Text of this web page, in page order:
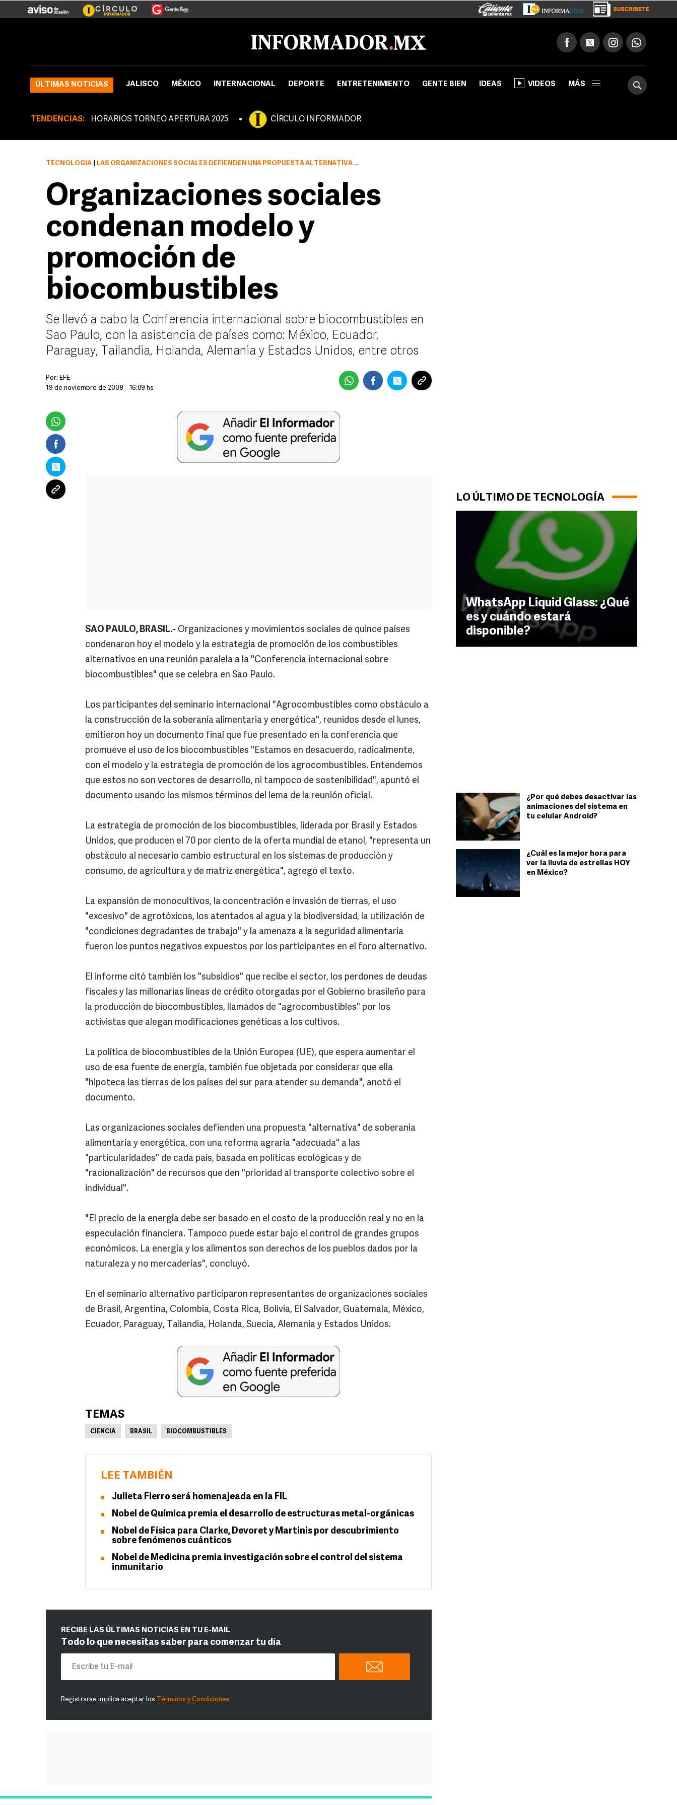
ÚLTIMAS NOTICIAS JALISCO MÉXICO INTERNACIONAL DEPORTE ENTRETENIMIENTO GENTE BIEN IDEAS VIDEOS MÁS
TENDENCIAS: HORARIOS TORNEO APERTURA 2025 CÍRCULO INFORMADOR
LO ÚLTIMO DE TECNOLOGÍA
WhatsApp Liquid Glass: ¿Qué
es y cuándo estará
disponible?
¿Por qué debes desactivar las
animaciones del sistema en
tu celular Android?
¿Cuál es la mejor hora para
ver la lluvia de estrellas HOY
en México?
TECNOLOGÍA LAS ORGANIZACIONES SOCIALES DEFIENDEN UNA PROPUESTA ALTERNATIVA DE SOBERANÍA ALIMENTARIA Y ENERGÉTICA
Organizaciones sociales
condenan modelo y
promoción de
biocombustibles
Se llevó a cabo la Conferencia internacional sobre biocombustibles en
Sao Paulo, con la asistencia de países como: México, Ecuador,
Paraguay, Tailandia, Holanda, Alemania y Estados Unidos, entre otros
Por: EFE
19 de noviembre de 2008 - 16:09 hs
SAO PAULO, BRASIL.- Organizaciones y movimientos sociales de quince países
condenaron hoy el modelo y la estrategia de promoción de los combustibles
alternativos en una reunión paralela a la "Conferencia internacional sobre
biocombustibles" que se celebra en Sao Paulo.
Los participantes del seminario internacional "Agrocombustibles como obstáculo a
la construcción de la soberanía alimentaria y energética", reunidos desde el lunes,
emitieron hoy un documento final que fue presentado en la conferencia que
promueve el uso de los biocombustibles "Estamos en desacuerdo, radicalmente,
con el modelo y la estrategia de promoción de los agrocombustibles. Entendemos
que estos no son vectores de desarrollo, ni tampoco de sostenibilidad", apuntó el
documento usando los mismos términos del lema de la reunión oficial.
La estrategia de promoción de los biocombustibles, liderada por Brasil y Estados
Unidos, que producen el 70 por ciento de la oferta mundial de etanol, "representa un
obstáculo al necesario cambio estructural en los sistemas de producción y
consumo, de agricultura y de matriz energética", agregó el texto.
La expansión de monocultivos, la concentración e invasión de tierras, el uso
"excesivo" de agrotóxicos, los atentados al agua y la biodiversidad, la utilización de
"condiciones degradantes de trabajo" y la amenaza a la seguridad alimentaria
fueron los puntos negativos expuestos por los participantes en el foro alternativo.
El informe citó también los "subsidios" que recibe el sector, los perdones de deudas
fiscales y las millonarias líneas de crédito otorgadas por el Gobierno brasileño para
la producción de biocombustibles, llamados de "agrocombustibles" por los
activistas que alegan modificaciones genéticas a los cultivos.
La política de biocombustibles de la Unión Europea (UE), que espera aumentar el
uso de esa fuente de energía, también fue objetada por considerar que ella
"hipoteca las tierras de los países del sur para atender su demanda", anotó el
documento.
Las organizaciones sociales defienden una propuesta "alternativa" de soberanía
alimentaria y energética, con una reforma agraria "adecuada" a las
"particularidades" de cada país, basada en políticas ecológicas y de
"racionalización" de recursos que den "prioridad al transporte colectivo sobre el
individual".
"El precio de la energía debe ser basado en el costo de la producción real y no en la
especulación financiera. Tampoco puede estar bajo el control de grandes grupos
económicos. La energía y los alimentos son derechos de los pueblos dados por la
naturaleza y no mercaderías", concluyó.
En el seminario alternativo participaron representantes de organizaciones sociales
de Brasil, Argentina, Colombia, Costa Rica, Bolivia, El Salvador, Guatemala, México,
Ecuador, Paraguay, Tailandia, Holanda, Suecia, Alemania y Estados Unidos.
TEMAS
CIENCIA BRASIL BIOCOMBUSTIBLES
LEE TAMBIÉN
Julieta Fierro será homenajeada en la FIL
Nobel de Química premia el desarrollo de estructuras metal-orgánicas
Nobel de Física para Clarke, Devoret y Martinis por descubrimiento
sobre fenómenos cuánticos
Nobel de Medicina premia investigación sobre el control del sistema
inmunitario
RECIBE LAS ÚLTIMAS NOTICIAS EN TU E-MAIL
Todo lo que necesitas saber para comenzar tu día
Registrarse implica aceptar los Términos y Condiciones